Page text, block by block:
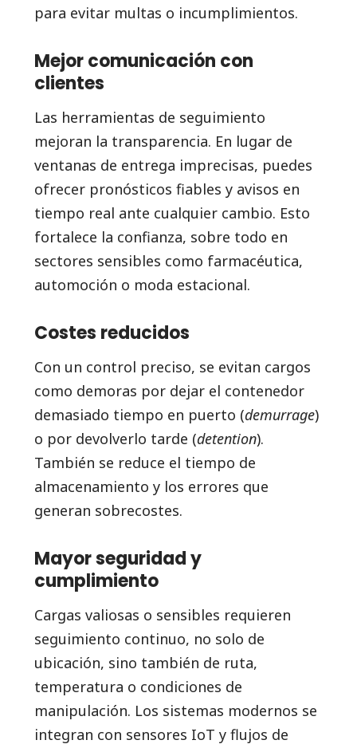
para evitar multas o incumplimientos.
Mejor comunicación con
clientes
Las herramientas de seguimiento
mejoran la transparencia. En lugar de
ventanas de entrega imprecisas, puedes
ofrecer pronósticos fiables y avisos en
tiempo real ante cualquier cambio. Esto
fortalece la confianza, sobre todo en
sectores sensibles como farmacéutica,
automoción o moda estacional.
Costes reducidos
Con un control preciso, se evitan cargos
como demoras por dejar el contenedor
demasiado tiempo en puerto (demurrage)
o por devolverlo tarde (detention).
También se reduce el tiempo de
almacenamiento y los errores que
generan sobrecostes.
Mayor seguridad y
cumplimiento
Cargas valiosas o sensibles requieren
seguimiento continuo, no solo de
ubicación, sino también de ruta,
temperatura o condiciones de
manipulación. Los sistemas modernos se
integran con sensores IoT y flujos de